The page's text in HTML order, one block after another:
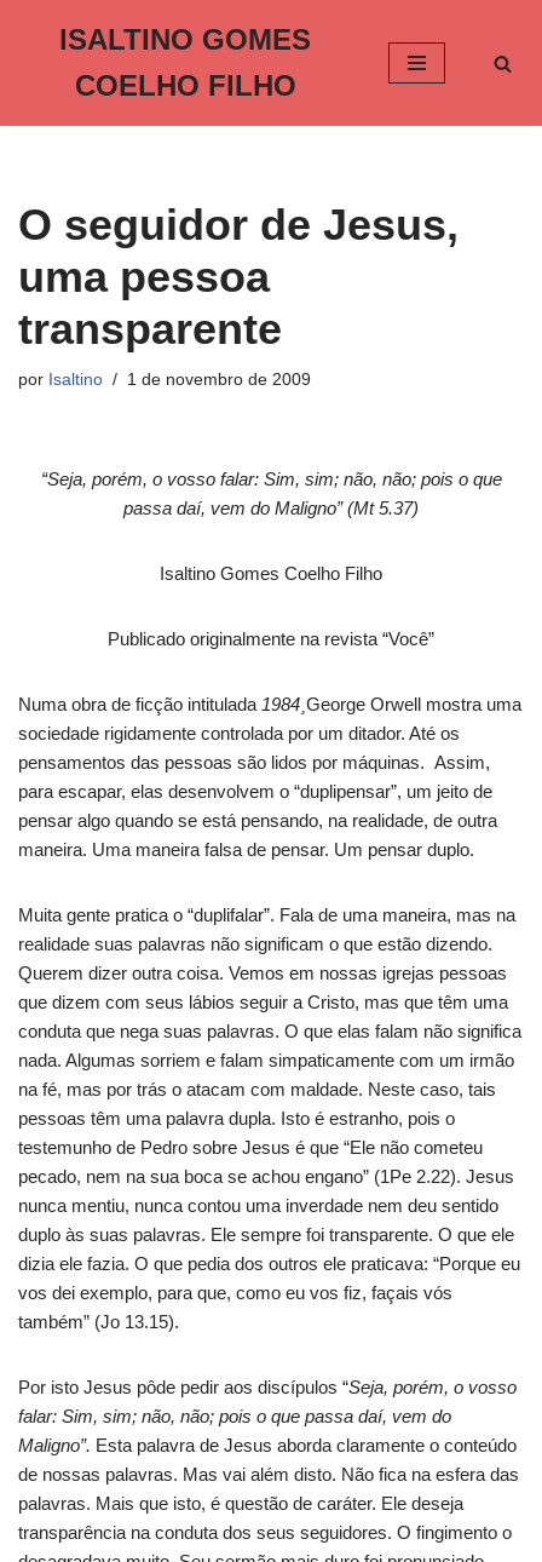
o
ISALTINO GOMES
COELHO FILHO
O seguidor de Jesus,
uma pessoa
transparente
por Isaltino 1 de novembro de 2009
“Seja, porém, o vosso falar: Sim, sim; não, não; pois o que
passa daí, vem do Maligno” (Mt 5.37)
Isaltino Gomes Coelho Filho
Publicado originalmente na revista “Você”
Numa obra de ficção intitulada 1984¸ George Orwell mostra uma
sociedade rigidamente controlada por um ditador. Até os
pensamentos das pessoas são lidos por máquinas. Assim,
para escapar, elas desenvolvem o “duplipensar”, um jeito de
pensar algo quando se está pensando, na realidade, de outra
maneira. Uma maneira falsa de pensar. Um pensar duplo.
Muita gente pratica o “duplifalar”. Fala de uma maneira, mas na
realidade suas palavras não significam o que estão dizendo.
Querem dizer outra coisa. Vemos em nossas igrejas pessoas
que dizem com seus lábios seguir a Cristo, mas que têm uma
conduta que nega suas palavras. O que elas falam não significa
nada. Algumas sorriem e falam simpaticamente com um irmão
na fé, mas por trás o atacam com maldade. Neste caso, tais
pessoas têm uma palavra dupla. Isto é estranho, pois o
testemunho de Pedro sobre Jesus é que “Ele não cometeu
pecado, nem na sua boca se achou engano” (1Pe 2.22). Jesus
nunca mentiu, nunca contou uma inverdade nem deu sentido
duplo às suas palavras. Ele sempre foi transparente. O que ele
dizia ele fazia. O que pedia dos outros ele praticava: “Porque eu
vos dei exemplo, para que, como eu vos fiz, façais vós
também” (Jo 13.15).
Por isto Jesus pôde pedir aos discípulos “Seja, porém, o vosso
falar: Sim, sim; não, não; pois o que passa daí, vem do
Maligno”. Esta palavra de Jesus aborda claramente o conteúdo
de nossas palavras. Mas vai além disto. Não fica na esfera das
palavras. Mais que isto, é questão de caráter. Ele deseja
transparência na conduta dos seus seguidores. O fingimento o